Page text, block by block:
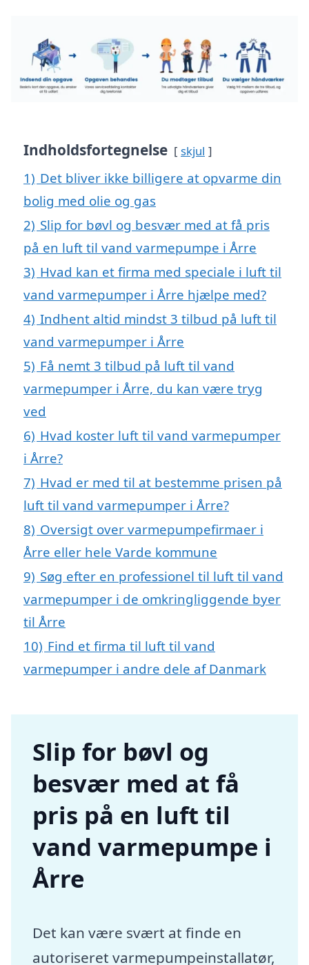
Indholdsfortegnelse skjul
1) Det bliver ikke billigere at opvarme din
bolig med olie og gas
2) Slip for bøvl og besvær med at få pris
på en luft til vand varmepumpe i Årre
3) Hvad kan et firma med speciale i luft til
vand varmepumper i Årre hjælpe med?
4) Indhent altid mindst 3 tilbud på luft til
vand varmepumper i Årre
5) Få nemt 3 tilbud på luft til vand
varmepumper i Årre, du kan være tryg
ved
6) Hvad koster luft til vand varmepumper
i Årre?
7) Hvad er med til at bestemme prisen på
luft til vand varmepumper i Årre?
8) Oversigt over varmepumpefirmaer i
Årre eller hele Varde kommune
9) Søg efter en professionel til luft til vand
varmepumper i de omkringliggende byer
til Årre
10) Find et firma til luft til vand
varmepumper i andre dele af Danmark
Slip for bøvl og
besvær med at få
pris på en luft til
vand varmepumpe i
Årre
Det kan være svært at finde en
autoriseret varmepumpeinstallatør,